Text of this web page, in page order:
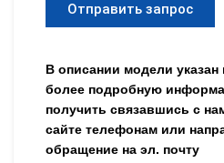
Отправить запрос
В описании модели указан
более подробную
получить связавшись с
сайте телефонам или
обращение на эл. почту